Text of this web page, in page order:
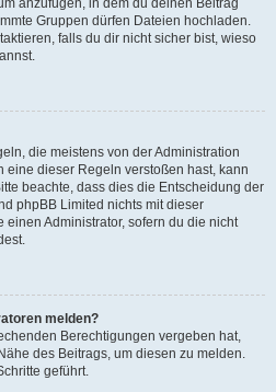
anzufügen, in dem du deinen Beitrag
Gruppen dürfen Dateien hochladen.
falls du dir nicht sicher bist, wieso
die meistens von der Administration
eine dieser Regeln verstoßen hast, kann
beachte, dass dies die Entscheidung der
phpBB Limited nichts mit dieser
einen Administrator, sofern du die nicht
melden?
Berechtigungen vergeben hat,
des Beitrags, um diesen zu melden.
geführt.